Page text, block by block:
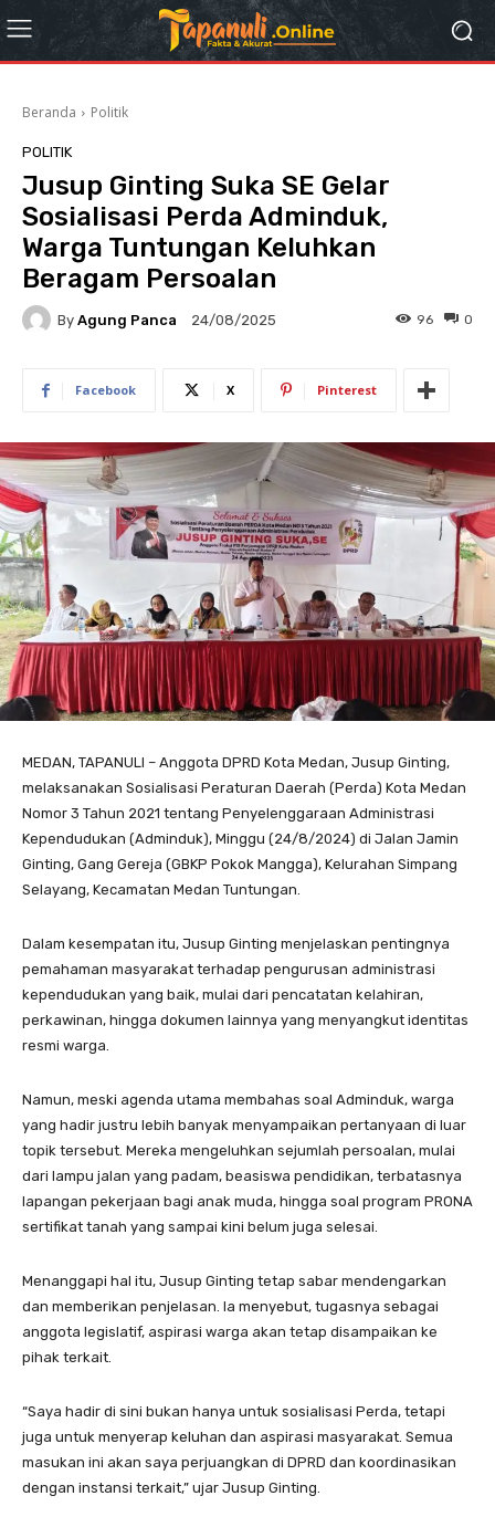
Beranda Politik
POLITIK
‎Jusup Ginting Suka SE Gelar
Sosialisasi Perda Adminduk,
Warga Tuntungan Keluhkan
Beragam Persoalan
By Agung Panca 24/08/2025 0
96
Facebook X Pinterest
MEDAN, TAPANULI – Anggota DPRD Kota Medan, Jusup Ginting,
melaksanakan Sosialisasi Peraturan Daerah (Perda) Kota Medan
Nomor 3 Tahun 2021 tentang Penyelenggaraan Administrasi
Kependudukan (Adminduk), Minggu (24/8/2024) di Jalan Jamin
Ginting, Gang Gereja (GBKP Pokok Mangga), Kelurahan Simpang
Selayang, Kecamatan Medan Tuntungan.
Dalam kesempatan itu, Jusup Ginting menjelaskan pentingnya
pemahaman masyarakat terhadap pengurusan administrasi
kependudukan yang baik, mulai dari pencatatan kelahiran,
perkawinan, hingga dokumen lainnya yang menyangkut identitas
resmi warga.
Namun, meski agenda utama membahas soal Adminduk, warga
yang hadir justru lebih banyak menyampaikan pertanyaan di luar
topik tersebut. Mereka mengeluhkan sejumlah persoalan, mulai
dari lampu jalan yang padam, beasiswa pendidikan, terbatasnya
lapangan pekerjaan bagi anak muda, hingga soal program PRONA
sertifikat tanah yang sampai kini belum juga selesai.
Menanggapi hal itu, Jusup Ginting tetap sabar mendengarkan
dan memberikan penjelasan. Ia menyebut, tugasnya sebagai
anggota legislatif, aspirasi warga akan tetap disampaikan ke
pihak terkait.
“Saya hadir di sini bukan hanya untuk sosialisasi Perda, tetapi
juga untuk menyerap keluhan dan aspirasi masyarakat. Semua
masukan ini akan saya perjuangkan di DPRD dan koordinasikan
dengan instansi terkait,” ujar Jusup Ginting.